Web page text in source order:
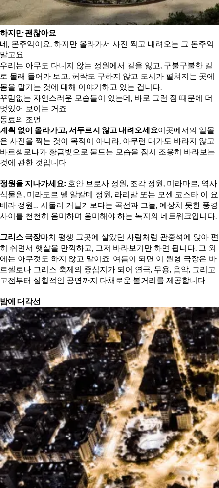
하지만 괜찮아요
네, 몬주익이요. 하지만 올라가서 사진 찍고 내려오는 그 몬주익
말고요.
우리는 아무도 다니지 않는 정원에서 길을 잃고, 구불구불한 길
로 몰래 들어가 보고, 허락도 구하지 않고 도시가 펼쳐지는 곳에
몸을 맡기는 것에 대해 이야기하고 있는 겁니다.
꾸밈없는 자연스러운 모습들이 있는데, 바로 그런 점 때문에 더
멋있어 보이는 거죠.
동료의 조언:
계획 없이 올라가고, 서두르지 않고 내려오세요이곳에서의 일몰
은 사진을 찍는 것이 목적이 아니라, 아무런 대가도 바라지 않고
바르셀로나가 황금빛으로 물드는 모습을 잠시 조용히 바라보는
것에 관한 것입니다.
정원을 지나가세요: 호안 브로사 정원, 조각 정원, 미라마르, 역사
식물원, 미라도르 델 알칼데 정원, 라리발 또는 모센 코스타 이 요
베라 정원… 서둘러 거닐기보다는 곡선과 그늘, 예상치 못한 풍경
사이를 천천히 음미하며 음미해야 하는 녹지의 네트워크입니다.
그리스 극장마치 평생 그곳에 살았던 사람처럼 관중석에 앉아 편
히 쉬면서 햇살을 만끽하고, 그저 바라보기만 하면 됩니다. 그 외
에는 아무것도 하지 않고 말이죠. 여름이 되면 이 원형 극장은 바
르셀로나 그리스 축제의 중심지가 되어 연극, 무용, 음악, 그리고
고전부터 실험적인 공연까지 다채로운 볼거리를 제공합니다.
밤에 대각선